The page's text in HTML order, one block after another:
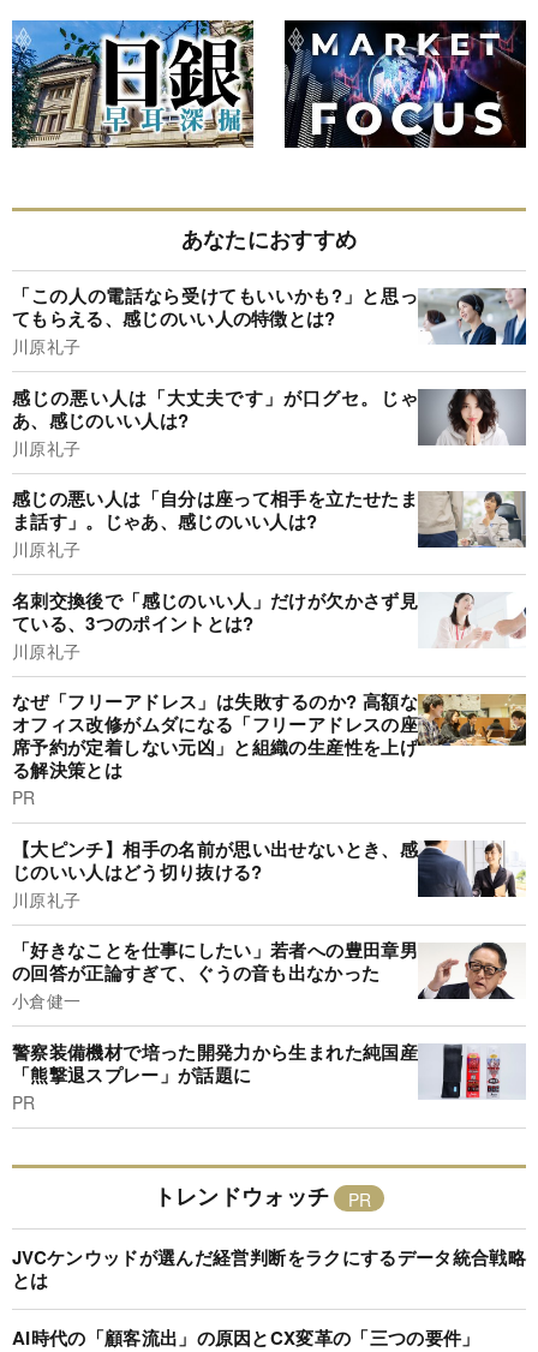
あなたにおすすめ
「この人の電話なら受けてもいいかも?」と思っ
てもらえる、感じのいい人の特徴とは?
川原礼子
感じの悪い人は「大丈夫です」が口グセ。じゃ
あ、感じのいい人は?
川原礼子
感じの悪い人は「自分は座って相手を立たせたま
ま話す」。じゃあ、感じのいい人は?
川原礼子
名刺交換後で「感じのいい人」だけが欠かさず見
ている、3つのポイントとは?
川原礼子
なぜ「フリーアドレス」は失敗するのか? 高額な
オフィス改修がムダになる「フリーアドレスの座
席予約が定着しない元凶」と組織の生産性を上げ
る解決策とは
PR
【大ピンチ】相手の名前が思い出せないとき、感
じのいい人はどう切り抜ける?
川原礼子
「好きなことを仕事にしたい」若者への豊田章男
の回答が正論すぎて、ぐうの音も出なかった
小倉健一
警察装備機材で培った開発力から生まれた純国産
「熊撃退スプレー」が話題に
PR
トレンドウォッチ
JVCケンウッドが選んだ経営判断をラクにするデータ統合戦略
とは
AI時代の「顧客流出」の原因とCX変革の「三つの要件」